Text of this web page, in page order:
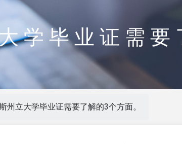
学毕业证需要
州立大学毕业证需要了解的3个方面。